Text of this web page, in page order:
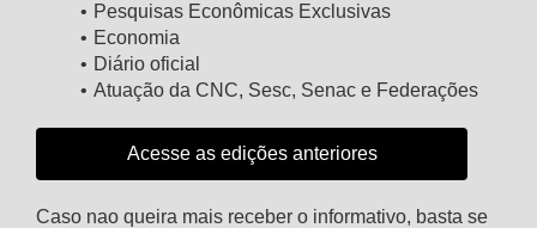
Pesquisas Econômicas Exclusivas
Economia
Diário oficial
Atuação da CNC, Sesc, Senac e Federações
Acesse as edições anteriores
Caso nao queira mais receber o informativo, basta se